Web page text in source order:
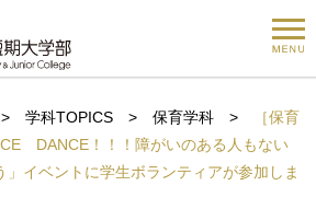
学科TOPICS >保育学科 >
［保育
DANCE！！！障がいのある人もない
」イベントに学生ボランティアが参加しま